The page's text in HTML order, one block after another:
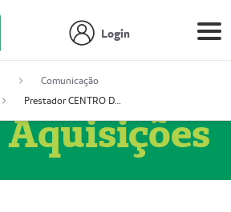
Login
Comunicação
Prestador CENTRO DE ONCOLOGIA